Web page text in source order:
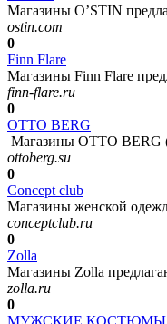
Магазины O’STIN
ostin.com
0
Finn Flare
Магазины Finn Flare
finn-flare.ru
0
OTTO BERG
Магазины OTTO BERG
ottoberg.su
0
Concept club
Магазины женской
conceptclub.ru
0
Zolla
Магазины Zolla
zolla.ru
0